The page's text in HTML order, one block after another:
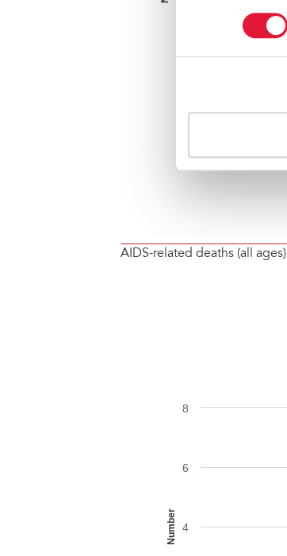
AIDS-related deaths (all ages)